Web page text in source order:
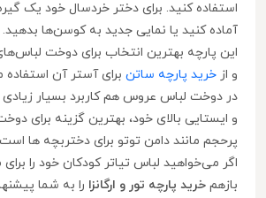
استفاده کنید. برای دختر خردسال خود یک
آماده کنید یا نمایی جدید به کوسن‌ها بدهید.
این پارچه بهترین انتخاب برای دوخت
و از خرید پارچه ساتن برای آستر آن
در دوخت لباس عروس هم کاربرد بسیار زیادی
و ایستایی بالای خود، بهترین گزینه برای
پرحجم مانند دامن توتو برای دختربچه ها
اگر می‌خواهید لباس تیاتر کودکان خود را
بازهم خرید پارچه تور و ارگانزا را به شما